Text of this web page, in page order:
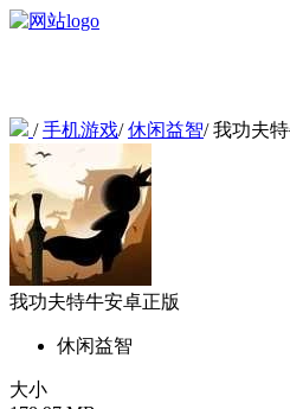
/手机游戏/休闲益智/我功夫
我功夫特牛安卓正版
休闲益智
大小